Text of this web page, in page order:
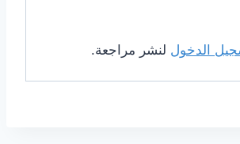
الدخول لنشر مراجعة.